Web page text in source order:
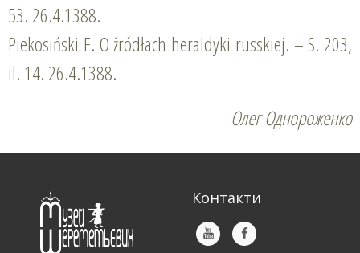
53. 26.4.1388.
Piekosiński F. O żródłach heraldyki russkiej. – S. 203,
il. 14. 26.4.1388.
Олег Однороженко
Контакти